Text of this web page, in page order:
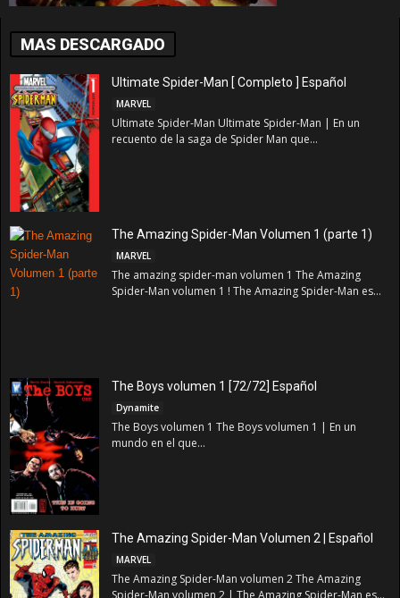
MAS DESCARGADO
Ultimate Spider-Man [ Completo ] Español
MARVEL
Ultimate Spider-Man Ultimate Spider-Man | En un
recuento de la saga de Spider Man que...
The Amazing Spider-Man Volumen 1 (parte 1)
MARVEL
The amazing spider-man volumen 1 The Amazing
Spider-Man volumen 1 ! The Amazing Spider-Man es...
The Boys volumen 1 [72/72] Español
Dynamite
The Boys volumen 1 The Boys volumen 1 | En un
mundo en el que...
The Amazing Spider-Man Volumen 2 | Español
MARVEL
The Amazing Spider-Man volumen 2 The Amazing
Spider-Man volumen 2 | The Amazing Spider-Man es...